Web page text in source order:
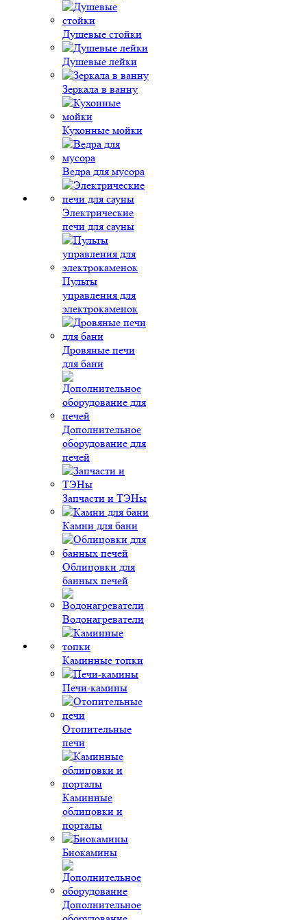
Душевые стойки
Душевые лейки
Зеркала в ванну
Кухонные мойки
Ведра для мусора
Электрические
печи для сауны
Пульты
управления для
электрокаменок
Дровяные печи
для бани
Дополнительное
оборудование для
печей
Запчасти и ТЭНы
Камни для бани
Облицовки для
банных печей
Водонагреватели
Каминные топки
Печи-камины
Отопительные
печи
Каминные
облицовки и
порталы
Биокамины
Дополнительное